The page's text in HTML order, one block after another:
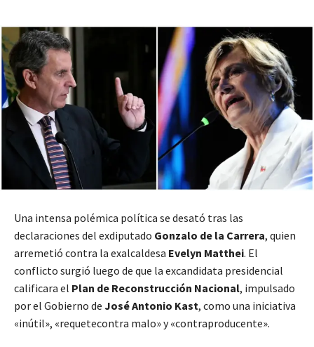
Una intensa polémica política se desató tras las
declaraciones del exdiputado Gonzalo de la Carrera, quien
arremetió contra la exalcaldesa Evelyn Matthei. El
conflicto surgió luego de que la excandidata presidencial
calificara el Plan de Reconstrucción Nacional, impulsado
por el Gobierno de José Antonio Kast, como una iniciativa
«inútil», «requetecontra malo» y «contraproducente».